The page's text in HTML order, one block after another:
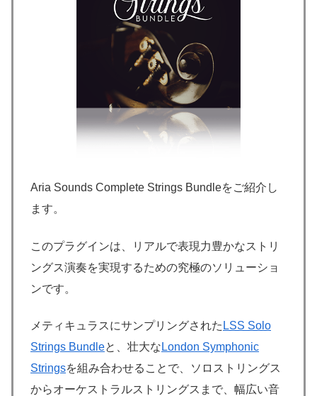
Aria Sounds Complete Strings Bundleをご紹介し
ます。
このプラグインは、リアルで表現力豊かなストリ
ングス演奏を実現するための究極のソリューショ
ンです。
メティキュラスにサンプリングされた LSS Solo
Strings Bundleと、壮大な London Symphonic
Stringsを組み合わせることで、ソロストリングス
からオーケストラルストリングスまで、幅広い音